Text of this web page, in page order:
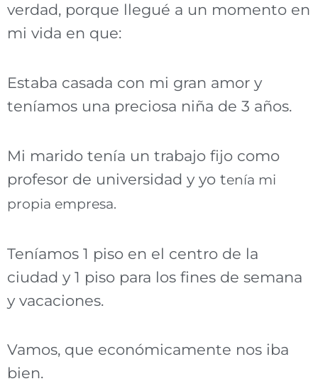
verdad, porque llegué a un momento en
mi vida en que:
Estaba casada con mi gran amor y
teníamos una preciosa niña de 3 años.
Mi marido tenía un trabajo fijo como
profesor de universidad y yo tenía mi
propia empresa.
Teníamos 1 piso en el centro de la
ciudad y 1 piso para los fines de semana
y vacaciones.
Vamos, que económicamente nos iba
bien.